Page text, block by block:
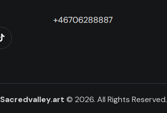
Sacredvalley.art © 2026. All Rights Reserved.